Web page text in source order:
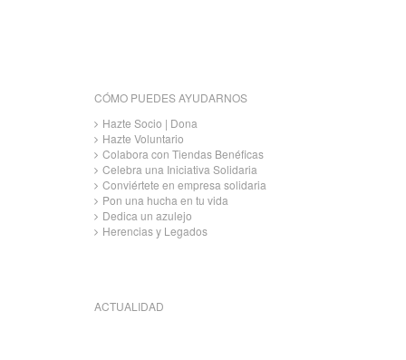
CÓMO PUEDES AYUDARNOS
Hazte Socio | Dona
Hazte Voluntario
Colabora con Tiendas Benéficas
Celebra una Iniciativa Solidaria
Conviértete en empresa solidaria
Pon una hucha en tu vida
Dedica un azulejo
Herencias y Legados
ACTUALIDAD